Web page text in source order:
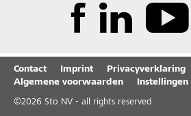
Contact Imprint
Privacyverklaring
Algemene voorwaarden
Instellingen
©2026 Sto NV - all rights reserved